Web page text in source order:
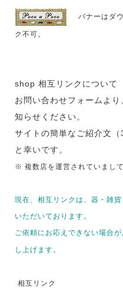
バナーはダ
ク不可。
shop 相互リンクについて
お問い合わせフォームよ
知らせください。
サイトの簡単なご紹介文
と幸いです。
※ 複数店を運営されていまし
現在、相互リンクは、器・雑
いただいております。
ご依頼にお応えできない場合
し上げます。
相互リンク